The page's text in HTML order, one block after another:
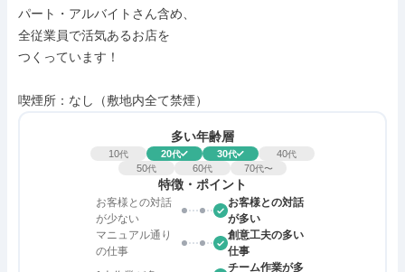
パート・アルバイトさん含め、
全従業員で活気あるお店を
つくっています！
喫煙所：なし（敷地内全て禁煙）
多い年齢層
10代 20代 30代 40代
50代 60代 70代〜
特徴・ポイント
お客様との対話
が少ない
お客様との対話
が多い
マニュアル通り
の仕事
創意工夫の多い
仕事
チーム作業が多